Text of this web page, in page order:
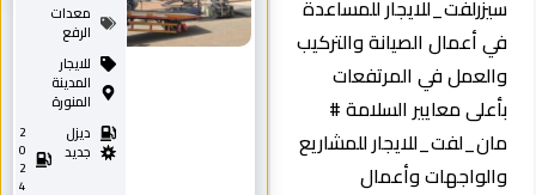
للمساعدة
أعمال الصيانة والتركيب
في المرتفعات
معايير السلامة #
للمشاريع
وأعمال
معدات
الرفع
للايجار
المدينة
المنورة
ديزل
جديد
0
2